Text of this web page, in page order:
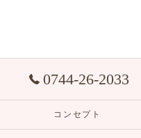
0744-26-2033
コンセプト